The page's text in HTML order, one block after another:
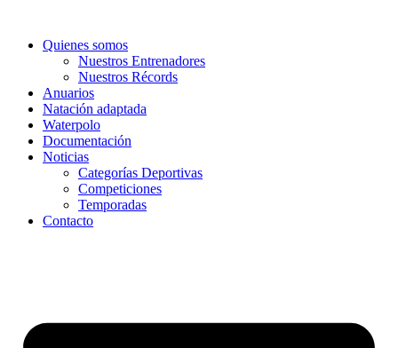
contenidoQuienes somos
Nuestros Entrenadores
Nuestros Récords
Anuarios
Natación adaptada
Waterpolo
Documentación
Noticias
Categorías Deportivas
Competiciones
Temporadas
Contacto